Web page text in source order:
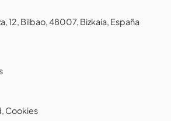
12, Bilbao, 48007, Bizkaia, España
, Cookies